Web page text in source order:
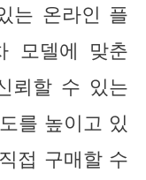
는 온라인 플
모델에 맞춘
뢰할 수 있는
를 높이고 있
접 구매할 수